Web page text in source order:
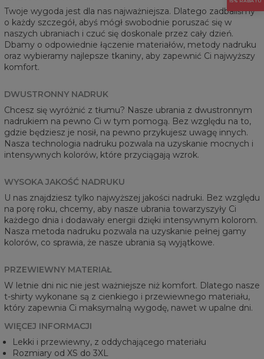
Twoje wygoda jest dla nas najważniejsza. Dlatego zadbaliśmy
o każdy szczegół, abyś mógł swobodnie poruszać się w
naszych ubraniach i czuć się doskonale przez cały dzień.
Dbamy o odpowiednie łączenie materiałów, metody nadruku
oraz wybieramy najlepsze tkaniny, aby zapewnić Ci najwyższy
komfort.
DWUSTRONNY NADRUK
Chcesz się wyróżnić z tłumu? Nasze ubrania z dwustronnym
nadrukiem na pewno Ci w tym pomogą. Bez względu na to,
gdzie będziesz je nosił, na pewno przykujesz uwagę innych.
Nasza technologia nadruku pozwala na uzyskanie mocnych i
intensywnych kolorów, które przyciągają wzrok.
WYSOKA JAKOŚĆ NADRUKU
U nas znajdziesz tylko najwyższej jakości nadruki. Bez względu
na porę roku, chcemy, aby nasze ubrania towarzyszyły Ci
każdego dnia i dodawały energii dzięki intensywnym kolorom.
Nasza metoda nadruku pozwala na uzyskanie pełnej gamy
kolorów, co sprawia, że nasze ubrania są wyjątkowe.
PRZEWIEWNY MATERIAŁ
W letnie dni nic nie jest ważniejsze niż komfort. Dlatego nasze
t-shirty wykonane są z cienkiego i przewiewnego materiału,
który zapewnia Ci maksymalną wygodę, nawet w upalne dni.
WIĘCEJ INFORMACJI
Lekki i przewiewny, z oddychającego materiału
Rozmiary od XS do 3XL